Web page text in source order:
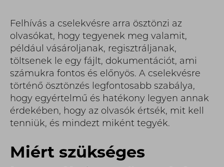
Felhívás a cselekvésre arra ösztönzi az
olvasókat, hogy tegyenek meg valamit,
például vásároljanak, regisztráljanak,
töltsenek le egy fájlt, dokumentációt, ami
számukra fontos és előnyös. A cselekvésre
történő ösztönzés legfontosabb szabálya,
hogy egyértelmű és hatékony legyen annak
érdekében, hogy az olvasók értsék, mit kell
tenniük, és mindezt miként tegyék.
Miért szükséges